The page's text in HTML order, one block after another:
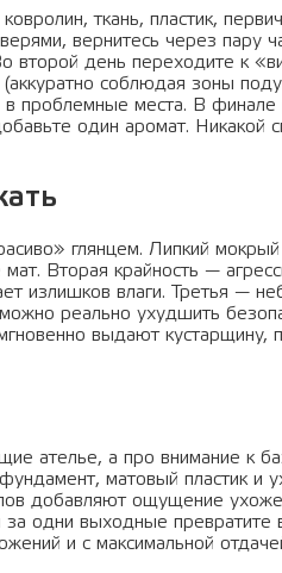
ткань, пластик,
вернитесь через пару
второй день переходите к
соблюдая зоны
проблемные места. В финале
один аромат. Никакой
глянцем. Липкий мокрый
Вторая крайность —
излишков влаги. Третья —
реально ухудшить
выдают кустарщину,
ателье, а про внимание к
матовый пластик и
добавляют ощущение
одни выходные превратите
и с максимальной